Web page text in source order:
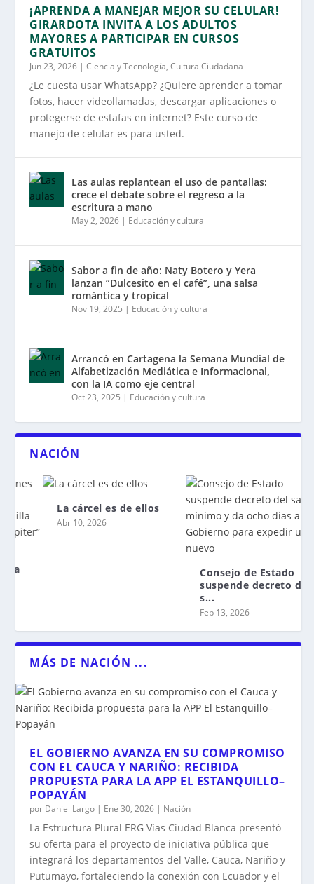
¡APRENDA A MANEJAR MEJOR SU CELULAR!
GIRARDOTA INVITA A LOS ADULTOS
MAYORES A PARTICIPAR EN CURSOS
GRATUITOS
Jun 23, 2026 |Ciencia y Tecnología,Cultura Ciudadana
¿Le cuesta usar WhatsApp? ¿Quiere aprender a tomar
fotos, hacer videollamadas, descargar aplicaciones o
protegerse de estafas en internet? Este curso de
manejo de celular es para usted.
Las aulas replantean el uso de pantallas:
crece el debate sobre el regreso a la
escritura a mano
May 2, 2026 | Educación y cultura
Sabor a fin de año: Naty Botero y Yera
lanzan “Dulcesito en el café”, una salsa
romántica y tropical
Nov 19, 2025 | Educación y cultura
Arrancó en Cartagena la Semana Mundial de
Alfabetización Mediática e Informacional,
con la IA como eje central
Oct 23, 2025 | Educación y cultura
NACIÓN
La cárcel es de ellos
Abr 10, 2026
Consejo de Estado
suspende decreto del
Feb 13, 2026
MÁS DE NACIÓN ...
EL GOBIERNO AVANZA EN SU COMPROMISO
CON EL CAUCA Y NARIÑO: RECIBIDA
PROPUESTA PARA LA APP EL ESTANQUILLO–
POPAYÁN
por Daniel Largo | Ene 30, 2026 | Nación
La Estructura Plural ERG Vías Ciudad Blanca presentó
su oferta para el proyecto de iniciativa pública que
integrará los departamentos del Valle, Cauca, Nariño y
Putumayo, fortaleciendo la conexión con Ecuador y el